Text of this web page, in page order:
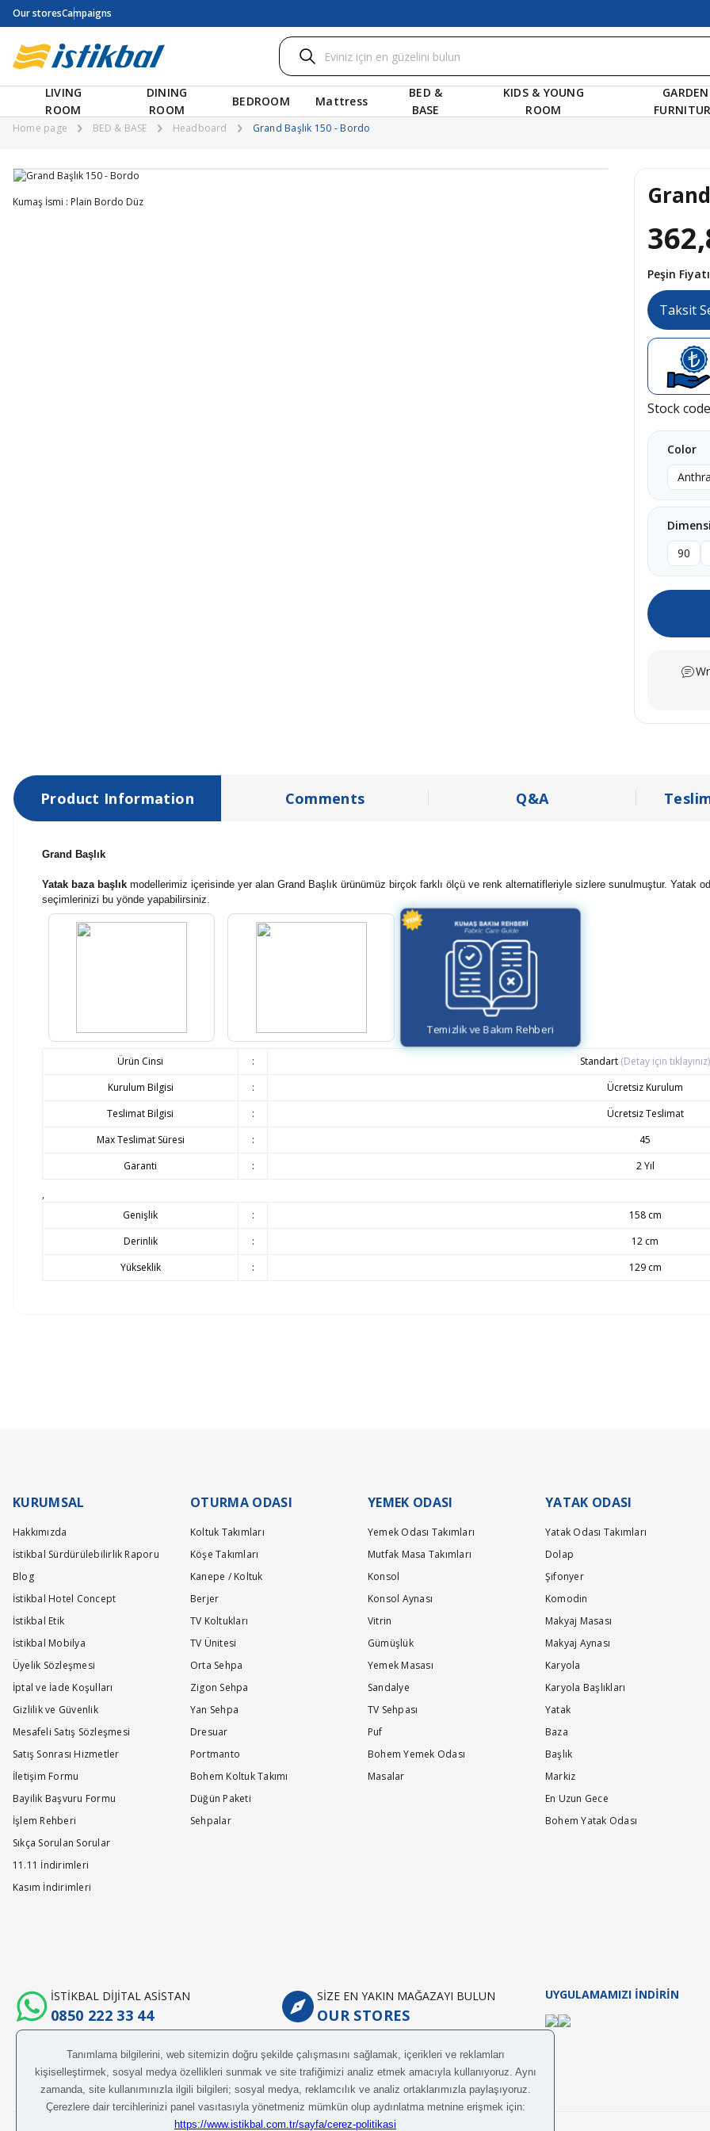
Our storesCampaigns
LIVING
ROOM
DINING
ROOM
BEDROOM Mattress
BED &
BASE
KIDS & YOUNG
ROOM
GARDEN
Home page BED & BASE Headboard Grand Başlık 150 - Bordo
Kumaş İsmi : Plain Bordo Düz
Peşin
Taksit
Stock code
Color
90
Product Information Comments Q&A
Grand Başlık
Yatak baza başlık modellerimiz içerisinde yer alan Grand Başlık ürünümüz birçok farklı ölçü ve renk alternatifleriyle sizlere sunulmuştur. Yatak
seçimlerinizi bu yönde yapabilirsiniz.
Temizlik ve Bakım Rehberi
Ürün Cinsi : Standart (Detay için tıklayınız)
Kurulum Bilgisi
:
Ücretsiz Kurulum
Teslimat Bilgisi
:
Ücretsiz Teslimat
Max Teslimat Süresi
:
45
Garanti
: 2 Yıl
,
Genişlik
:
158 cm
Derinlik
:
12 cm
Yükseklik
: 129 cm
KURUMSAL
Hakkımızda
İstikbal Sürdürülebilirlik Raporu
Blog
İstikbal Hotel Concept
İstikbal Etik
İstikbal Mobilya
Üyelik Sözleşmesi
İptal ve İade Koşulları
Gizlilik ve Güvenlik
Mesafeli Satış Sözleşmesi
Satış Sonrası Hizmetler
İletişim Formu
Bayilik Başvuru Formu
İşlem Rehberi
Sıkça Sorulan Sorular
11.11 İndirimleri
Kasım İndirimleri
OTURMA ODASI
Koltuk Takımları
Köşe Takımları
Kanepe / Koltuk
Berjer
TV Koltukları
TV Ünitesi
Orta Sehpa
Zigon Sehpa
Yan Sehpa
Dresuar
Portmanto
Bohem Koltuk Takımı
Düğün Paketi
Sehpalar
YEMEK ODASI
Yemek Odası Takımları
Mutfak Masa Takımları
Konsol
Konsol Aynası
Vitrin
Gümüşlük
Yemek Masası
Sandalye
TV Sehpası
Puf
Bohem Yemek Odası
Masalar
YATAK ODASI
Yatak Odası Takımları
Dolap
Şifonyer
Komodin
Makyaj Masası
Makyaj Aynası
Karyola
Karyola Başlıkları
Yatak
Baza
Başlık
Markiz
En Uzun Gece
Bohem Yatak Odası
İSTİKBAL DİJİTAL ASİSTAN
0850 222 33 44
SİZE EN YAKIN MAĞAZAYI BULUN
OUR STORES
UYGULAMAMIZI İNDİRİN